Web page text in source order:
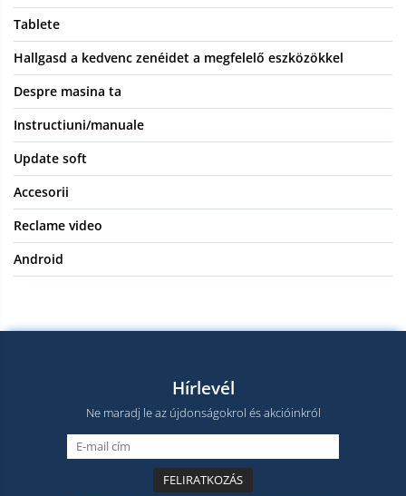
Tablete
Hallgasd a kedvenc zenéidet a megfelelő eszközökkel
Despre masina ta
Instructiuni/manuale
Update soft
Accesorii
Reclame video
Android
Hírlevél
Ne maradj le az újdonságokrol és akcióinkról